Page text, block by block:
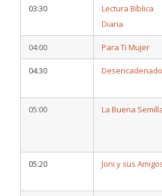
03:30
Lectura Bíblica
Diaria
04:00 Para Ti Mujer
04:30
05:00 La Buena
05:20 Joni y sus